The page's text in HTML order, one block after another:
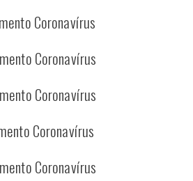
Coronavírus
Coronavírus
Coronavírus
Coronavírus
Coronavírus